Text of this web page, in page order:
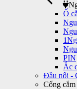
Ổ
PIN
Ắc
Đầu nối -
Cổng